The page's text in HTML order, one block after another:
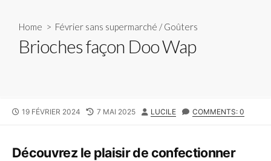
Home > Février sans supermarché /Goûters
Brioches façon Doo Wap
PUBLISHED
19 FÉVRIER 2024
LAST
7 MAI 2025 AUTHOR
LUCILE COMMENTS: 0
Découvrez le plaisir de confectionner